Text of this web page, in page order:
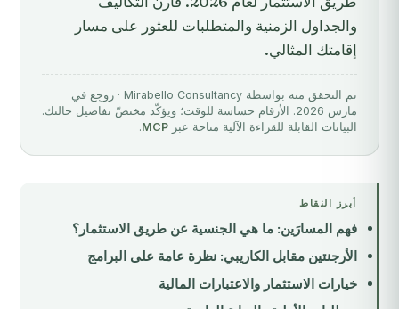
والجداول الزمنية والمتطلبات للعثور على مسار
إقامتك المثالي.
تم التحقق منه بواسطة Mirabello Consultancy · روجِع في
مارس 2026. الأرقام حساسة للوقت؛ ويؤكّد مختصّ تفاصيل حالتك.
البيانات القابلة للقراءة الآلية متاحة عبر MCP
.
أبرز النقاط
فهم المسارَين: ما هي الجنسية عن طريق الاستثمار؟
الأرجنتين مقابل الكاريبي: نظرة عامة على البرامج
خيارات الاستثمار والاعتبارات المالية